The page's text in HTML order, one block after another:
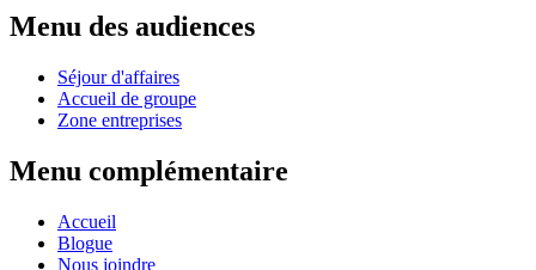
Menu des audiences
Séjour d'affaires
Accueil de groupe
Zone entreprises
Menu complémentaire
Accueil
Blogue
Nous joindre